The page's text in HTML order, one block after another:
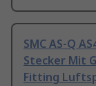
SMC AS-Q
Stecker Mit
Fitting